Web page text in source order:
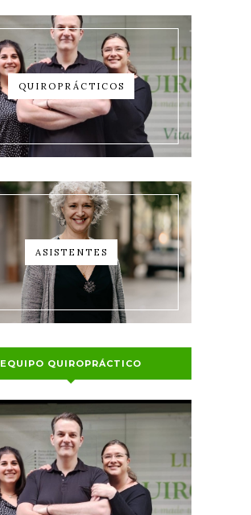
QUIROPRÁCTICOS
ASISTENTES
EQUIPO QUIROPRÁCTICO